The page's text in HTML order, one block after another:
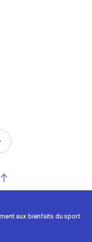
aux bienfaits du sport